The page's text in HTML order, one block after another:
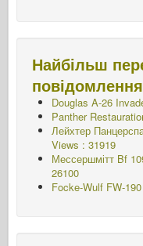
Найбільш
повідомлення
Douglas A-26
Panther
Лейхтер
Views : 31919
Мессершмітт Bf
26100
Focke-Wulf FW-